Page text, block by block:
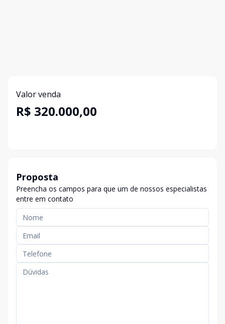
Valor venda
R$ 320.000,00
Proposta
Preencha os campos para que um de nossos especialistas
entre em contato